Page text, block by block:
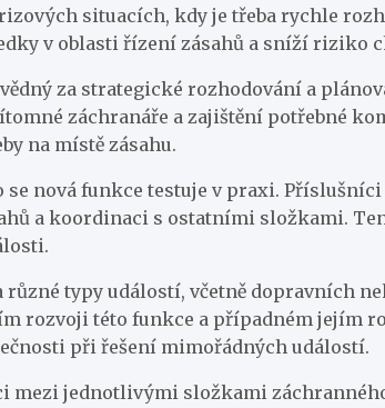
situacích, kdy je třeba rychle
v oblasti řízení zásahů a sníží riziko
za strategické rozhodování a
záchranáře a zajištění potřebné
na místě zásahu.
nová funkce testuje v praxi.
a koordinaci s ostatními složkami.
typy událostí, včetně dopravních
rozvoji této funkce a případném jejím
při řešení mimořádných událostí.
mezi jednotlivými složkami